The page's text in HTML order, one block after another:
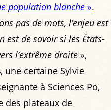
population blanche ».
pas de mots, l’enjeu est
est de savoir si les États-
l’extrême droite »,
une certaine Sylvie
à Sciences Po,
des plateaux de